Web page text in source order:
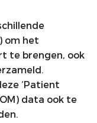
om het
te brengen, ook
‘Patient
data ook te